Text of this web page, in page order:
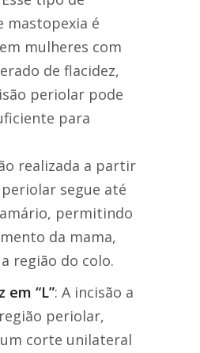
mastopexia é
mulheres com
de flacidez,
periolar pode
para
realizada a partir
segue até
permitindo
da mama,
região do colo.
em “L”: A incisão a
periolar,
corte unilateral